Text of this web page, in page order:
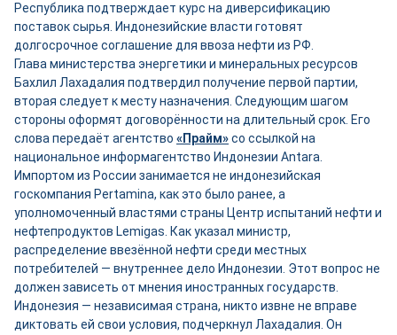
Республика подтверждает курс на диверсификацию
поставок сырья. Индонезийские власти готовят
долгосрочное соглашение для ввоза нефти из РФ.
Глава министерства энергетики и минеральных ресурсов
Бахлил Лахадалия подтвердил получение первой партии,
вторая следует к месту назначения. Следующим шагом
стороны оформят договорённости на длительный срок. Его
слова передаёт агентство «Прайм»со ссылкой на
национальное информагентство Индонезии Antara.
Импортом из России занимается не индонезийская
госкомпания Pertamina, как это было ранее, а
уполномоченный властями страны Центр испытаний нефти и
нефтепродуктов Lemigas. Как указал министр,
распределение ввезённой нефти среди местных
потребителей — внутреннее дело Индонезии. Этот вопрос не
должен зависеть от мнения иностранных государств.
Индонезия — независимая страна, никто извне не вправе
диктовать ей свои условия, подчеркнул Лахадалия. Он